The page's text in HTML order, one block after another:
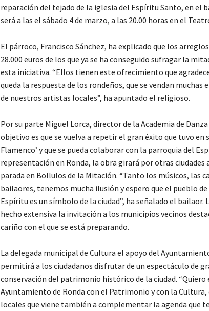
reparación del tejado de la iglesia del Espíritu Santo, en el
será a las el sábado 4 de marzo, a las 20.00 horas en el
El párroco, Francisco Sánchez, ha explicado que los
28.000 euros de los que ya se ha conseguido sufragar la
esta iniciativa. “Ellos tienen este ofrecimiento que
queda la respuesta de los rondeños, que se vendan muchas
de nuestros artistas locales”, ha apuntado el religioso.
Por su parte Miguel Lorca, director de la Academia de
objetivo es que se vuelva a repetir el gran éxito que tuvo en
Flamenco’ y que se pueda colaborar con la parroquia del
representación en Ronda, la obra girará por otras ciudades
parada en Bollulos de la Mitación. “Tanto los músicos, las
bailaores, tenemos mucha ilusión y espero que el pueblo de
Espíritu es un símbolo de la ciudad”, ha señalado el bailaor.
hecho extensiva la invitación a los municipios vecinos
cariño con el que se está preparando.
La delegada municipal de Cultura el apoyo del
permitirá a los ciudadanos disfrutar de un espectáculo de
conservación del patrimonio histórico de la ciudad.
Ayuntamiento de Ronda con el Patrimonio y con la
locales que viene también a complementar la agenda que